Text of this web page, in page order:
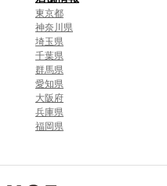
東京都
神奈川県
埼玉県
千葉県
群馬県
愛知県
大阪府
兵庫県
福岡県